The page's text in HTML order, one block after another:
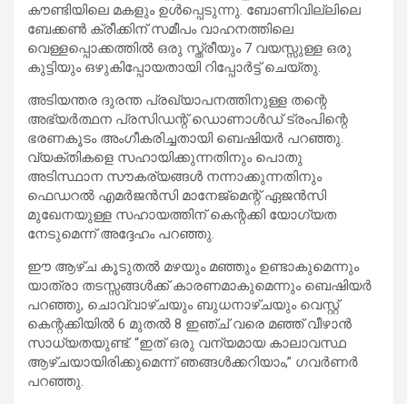
കൗണ്ടിയിലെ മകളും ഉൾപ്പെടുന്നു. ബോണിവില്ലിലെ
ബേക്കൺ ക്രീക്കിന് സമീപം വാഹനത്തിലെ
വെള്ളപ്പൊക്കത്തിൽ ഒരു സ്ത്രീയും 7 വയസ്സുള്ള ഒരു
കുട്ടിയും ഒഴുകിപ്പോയതായി റിപ്പോർട്ട് ചെയ്തു.
അടിയന്തര ദുരന്ത പ്രഖ്യാപനത്തിനുള്ള തന്റെ
അഭ്യർത്ഥന പ്രസിഡന്റ് ഡൊണാൾഡ് ട്രംപിന്റെ
ഭരണകൂടം അംഗീകരിച്ചതായി ബെഷിയർ പറഞ്ഞു.
വ്യക്തികളെ സഹായിക്കുന്നതിനും പൊതു
അടിസ്ഥാന സൗകര്യങ്ങൾ നന്നാക്കുന്നതിനും
ഫെഡറൽ എമർജൻസി മാനേജ്‌മെന്റ് ഏജൻസി
മുഖേനയുള്ള സഹായത്തിന് കെന്റക്കി യോഗ്യത
നേടുമെന്ന് അദ്ദേഹം പറഞ്ഞു.
ഈ ആഴ്ച കൂടുതൽ മഴയും മഞ്ഞും ഉണ്ടാകുമെന്നും
യാത്രാ തടസ്സങ്ങൾക്ക് കാരണമാകുമെന്നും ബെഷിയർ
പറഞ്ഞു, ചൊവ്വാഴ്ചയും ബുധനാഴ്ചയും വെസ്റ്റ്
കെന്റക്കിയിൽ 6 മുതൽ 8 ഇഞ്ച് വരെ മഞ്ഞ് വീഴാൻ
സാധ്യതയുണ്ട്. “ഇത് ഒരു വന്യമായ കാലാവസ്ഥ
ആഴ്ചയായിരിക്കുമെന്ന് ഞങ്ങൾക്കറിയാം,” ഗവർണർ
പറഞ്ഞു.